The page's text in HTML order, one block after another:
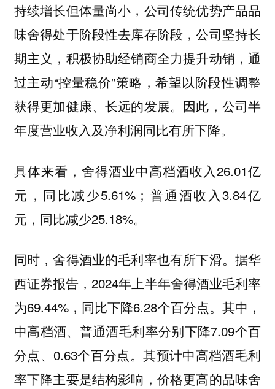
持续增长但体量尚小，公司传统优势产品品
味舍得处于阶段性去库存阶段 ，公司坚持长
期主义，积极协助经销商全力提升动销，通
过主动“控量稳价”策略，希望以阶段性调整
获得更加健康、长远的发展。因此，公司半
年度营业收入及净利润同比有所下降。
具体来看，舍得酒业中高档酒收入26.01亿
元，同比减少5.61%；普通酒收入3.84亿
元，同比减少25.18%。
同时，舍得酒业的毛利率也有所下滑。据华
西证券报告，2024年上半年舍得酒业毛利率
为69.44%，同比下降6.28个百分点。其中，
中高档酒、普通酒毛利率分别下降7.09个百
分点、0.63个百分点。其预计中高档酒毛利
率下降主要是结构影响，价格更高的品味舍